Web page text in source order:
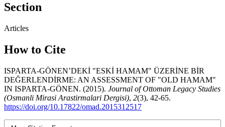
Section
Articles
How to Cite
ISPARTA-GÖNEN’DEKİ "ESKİ HAMAM" ÜZERİNE BİR
DEĞERLENDİRME: AN ASSESSMENT OF "OLD HAMAM"
IN ISPARTA-GÖNEN. (2015). Journal of Ottoman Legacy Studies
(Osmanli Mirasi Arastirmalari Dergisi), 2(3), 42-65.
https://doi.org/10.17822/omad.2015312517